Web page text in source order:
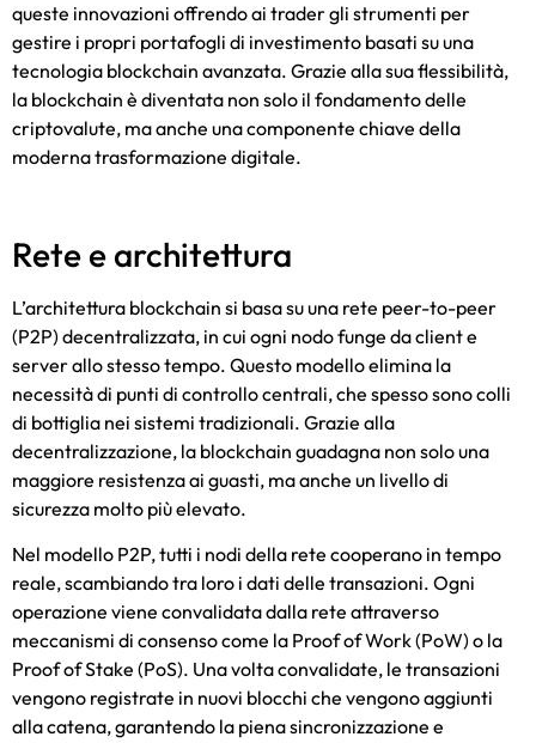
queste innovazioni offrendo ai trader gli strumenti per
gestire i propri portafogli di investimento basati su una
tecnologia blockchain avanzata. Grazie alla sua flessibilità,
la blockchain è diventata non solo il fondamento delle
criptovalute, ma anche una componente chiave della
moderna trasformazione digitale.
Rete e architettura
L’architettura blockchain si basa su una rete peer-to-peer
(P2P) decentralizzata, in cui ogni nodo funge da client e
server allo stesso tempo. Questo modello elimina la
necessità di punti di controllo centrali, che spesso sono colli
di bottiglia nei sistemi tradizionali. Grazie alla
decentralizzazione, la blockchain guadagna non solo una
maggiore resistenza ai guasti, ma anche un livello di
sicurezza molto più elevato.
Nel modello P2P, tutti i nodi della rete cooperano in tempo
reale, scambiando tra loro i dati delle transazioni. Ogni
operazione viene convalidata dalla rete attraverso
meccanismi di consenso come la Proof of Work (PoW) o la
Proof of Stake (PoS). Una volta convalidate, le transazioni
vengono registrate in nuovi blocchi che vengono aggiunti
alla catena, garantendo la piena sincronizzazione e